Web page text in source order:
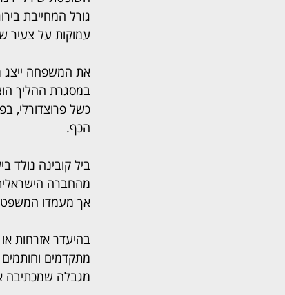
גורל המחייבת
עמוקות על צעיר
את המשפחה ייצג
במסגרת ההליך
כשל פרוצדורלי,
הכף.
ביל קובינה
מהחברה
אך מעמדו
בהיעדר אזרחות
מתקדמים
מגבלה שמכתיבה